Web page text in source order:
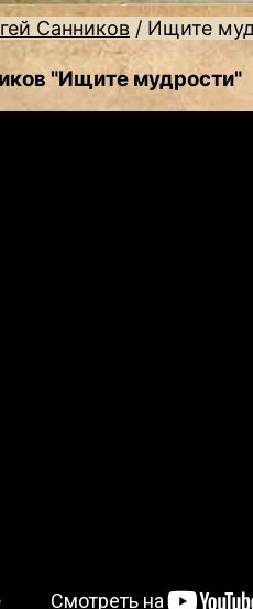
Санников / Ищите
"Ищите мудрости"